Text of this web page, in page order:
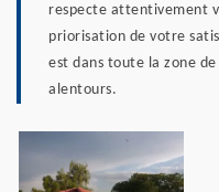
respecte attentivement
priorisation de votre
est dans toute la zone
alentours.